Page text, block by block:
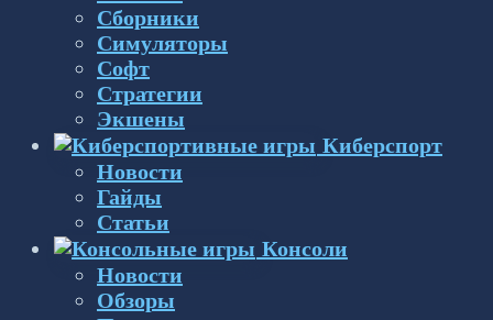
Сборники
Симуляторы
Софт
Стратегии
Экшены
Киберспорт
Новости
Гайды
Статьи
Консоли
Новости
Обзоры